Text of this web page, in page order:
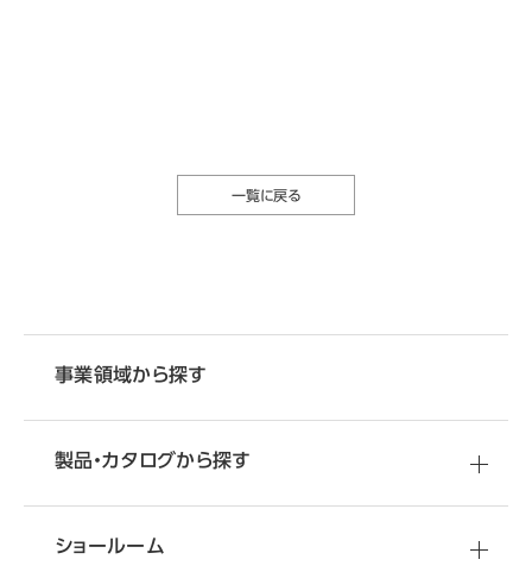
一覧に戻る
事業領域から探す
製品・カタログから探す
ショールーム